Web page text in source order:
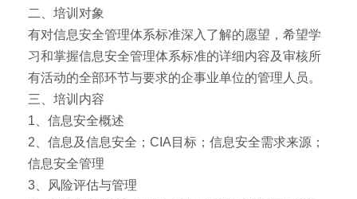
二、培训对象
有对信息安全管理体系标准深入了解的愿望，希望学
习和掌握信息安全管理体系标准的详细内容及审核所
有活动的全部环节与要求的企事业单位的管理人员。
三、培训内容
1、信息安全概述
2、信息及信息安全；CIA目标；信息安全需求来源；
信息安全管理
3、风险评估与管理